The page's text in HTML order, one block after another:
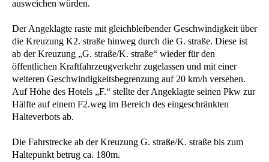
ausweichen würden.
Der Angeklagte raste mit gleichbleibender Geschwindigkeit über
die Kreuzung K2. straße hinweg durch die G. straße. Diese ist
ab der Kreuzung „G. straße/K. straße“ wieder für den
öffentlichen Kraftfahrzeugverkehr zugelassen und mit einer
weiteren Geschwindigkeitsbegrenzung auf 20 km/h versehen.
Auf Höhe des Hotels „F.“ stellte der Angeklagte seinen Pkw zur
Hälfte auf einem F2.weg im Bereich des eingeschränkten
Halteverbots ab.
Die Fahrstrecke ab der Kreuzung G. straße/K. straße bis zum
Haltepunkt betrug ca. 180m.